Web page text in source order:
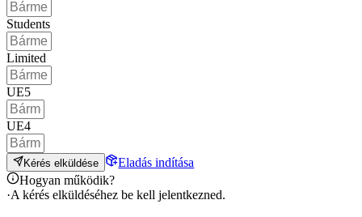
Students
Limited
UE5
UE4
Kérés elküldése
Eladás indítása
Hogyan működik?
·A kérés elküldéséhez be kell jelentkezned.